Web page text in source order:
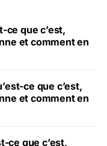
ce que c’est,
et comment en
ce que c’est,
et comment en
ce que c’est,